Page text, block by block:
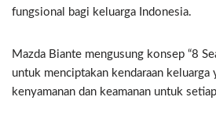
fungsional bagi keluarga Indonesia.
Mazda Biante mengusung konsep “8
untuk menciptakan kendaraan keluarga
kenyamanan dan keamanan untuk